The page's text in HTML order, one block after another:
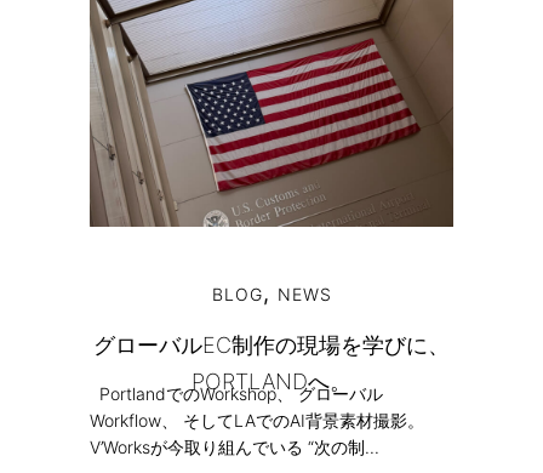
BLOG, NEWS
グローバルEC制作の現場を学びに、
PORTLANDへ。
PortlandでのWorkshop、 グローバル
Workflow、 そしてLAでのAI背景素材撮影。
V’Worksが今取り組んでいる “次の制...